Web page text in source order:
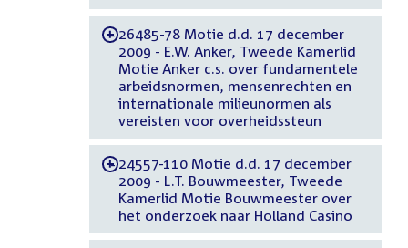
-26485-78 Motie d.d. 17 december
2009 - E.W. Anker, Tweede Kamerlid
Motie Anker c.s. over fundamentele
arbeidsnormen, mensenrechten en
internationale milieunormen als
vereisten voor overheidssteun
-24557-110 Motie d.d. 17 december
2009 - L.T. Bouwmeester, Tweede
Kamerlid Motie Bouwmeester over
het onderzoek naar Holland Casino